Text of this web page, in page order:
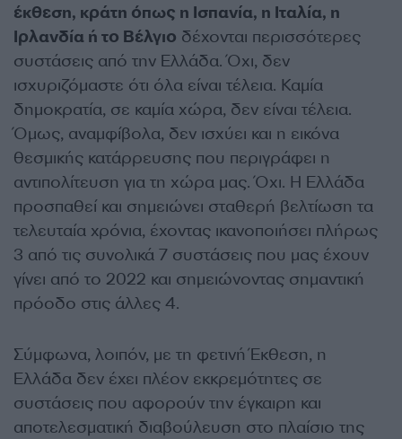
έκθεση, κράτη όπως η Ισπανία, η Ιταλία, η
Ιρλανδία ή το Βέλγιο δέχονται περισσότερες
συστάσεις από την Ελλάδα. Όχι, δεν
ισχυριζόμαστε ότι όλα είναι τέλεια. Καμία
δημοκρατία, σε καμία χώρα, δεν είναι τέλεια.
Όμως, αναμφίβολα, δεν ισχύει και η εικόνα
θεσμικής κατάρρευσης που περιγράφει η
αντιπολίτευση για τη χώρα μας. Όχι. Η Ελλάδα
προσπαθεί και σημειώνει σταθερή βελτίωση τα
τελευταία χρόνια, έχοντας ικανοποιήσει πλήρως
3 από τις συνολικά 7 συστάσεις που μας έχουν
γίνει από το 2022 και σημειώνοντας σημαντική
πρόοδο στις άλλες 4.
Σύμφωνα, λοιπόν, με τη φετινή Έκθεση, η
Ελλάδα δεν έχει πλέον εκκρεμότητες σε
συστάσεις που αφορούν την έγκαιρη και
αποτελεσματική διαβούλευση στο πλαίσιο της